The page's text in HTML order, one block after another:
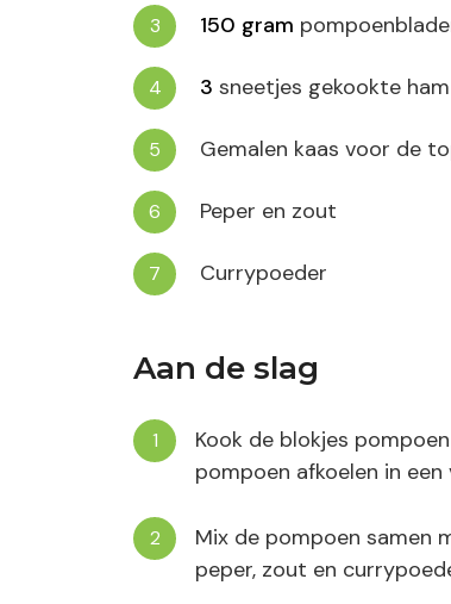
150 gram
3 sneetjes gekookte ham
Gemalen kaas voor de
Peper en zout
Currypoeder
Aan de slag
Kook de blokjes
pompoen afkoelen in
Mix de pompoen samen
peper, zout en